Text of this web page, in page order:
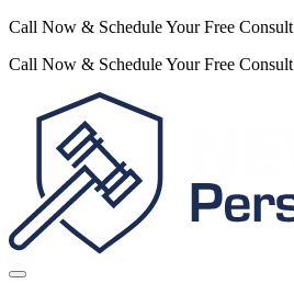
Call Now & Schedule Your Free Consult
Call Now & Schedule Your Free Consult